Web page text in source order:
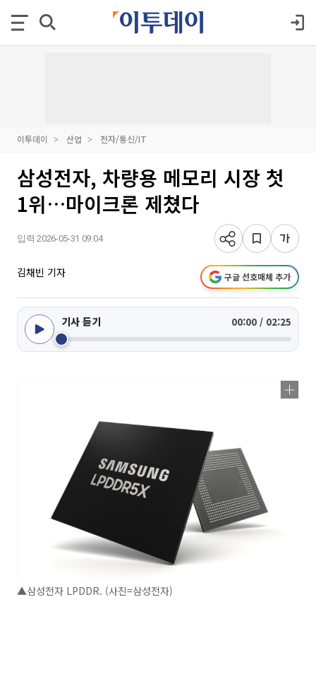
이투데이 산업 전자/통신/IT
삼성전자, 차량용 메모리 시장 첫
1위…마이크론 제쳤다
입력 2026-05-31 09:04
김채빈 기자 구글 선호매체 추가
기사 듣기 00:00 / 02:25
▲삼성전자 LPDDR. (사진=삼성전자)